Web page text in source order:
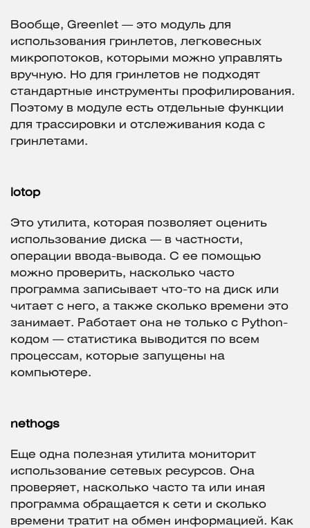
Вообще, Greenlet — это модуль для
использования гринлетов, легковесных
микропотоков, которыми можно управлять
вручную. Но для гринлетов не подходят
стандартные инструменты профилирования.
Поэтому в модуле есть отдельные функции
для трассировки и отслеживания кода с
гринлетами.
iotop
Это утилита, которая позволяет оценить
использование диска — в частности,
операции ввода-вывода. С ее помощью
можно проверить, насколько часто
программа записывает что-то на диск или
читает с него, а также сколько времени это
занимает. Работает она не только с Python-
кодом — статистика выводится по всем
процессам, которые запущены на
компьютере.
nethogs
Еще одна полезная утилита мониторит
использование сетевых ресурсов. Она
проверяет, насколько часто та или иная
программа обращается к сети и сколько
времени тратит на обмен информацией. Как